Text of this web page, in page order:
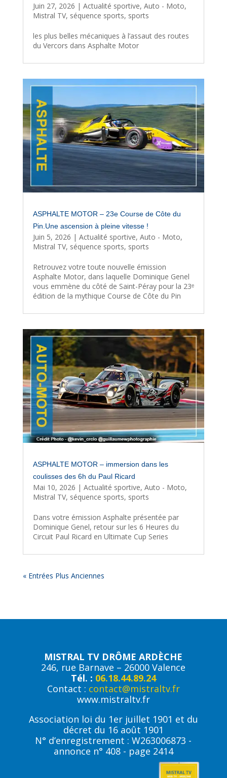
Juin 27, 2026 | Actualité sportive, Auto - Moto,
Mistral TV, séquence sports, sports
les plus belles mécaniques à l’assaut des routes
du Vercors dans Asphalte Motor
ASPHALTE MOTOR – 23e Course de Côte du
Pin.Une ascension à pleine vitesse !
Juin 5, 2026 | Actualité sportive, Auto - Moto,
Mistral TV, séquence sports, sports
Retrouvez votre toute nouvelle émission
Asphalte Motor, dans laquelle Dominique Genel
vous emmène du côté de Saint-Péray pour la 23ᵉ
édition de la mythique Course de Côte du Pin
ASPHALTE MOTOR – immersion dans les
coulisses des 6h du Paul Ricard
Mai 10, 2026 | Actualité sportive, Auto - Moto,
Mistral TV, séquence sports, sports
Dans votre émission Asphalte présentée par
Dominique Genel, retour sur les 6 Heures du
Circuit Paul Ricard en Ultimate Cup Series
« Entrées Plus Anciennes
MISTRAL TV DRÔME ARDÈCHE
246, rue Barnave – 26000 Valence
Tél. : 06.18.44.89.24
Contact : contact@mistraltv.fr
www.mistraltv.fr
Association loi du 1er juillet 1901 et du
décret du 16 août 1901
N° d’enregistrement : W263006873 -
annonce n° 408 - page 2414